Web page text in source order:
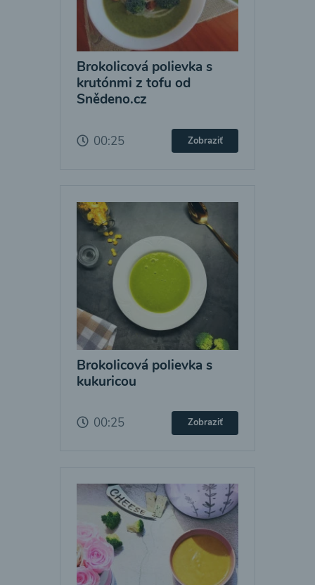
Brokolicová polievka s
krutónmi z tofu od
Snědeno.cz
00:25 Zobraziť
Brokolicová polievka s
kukuricou
00:25 Zobraziť